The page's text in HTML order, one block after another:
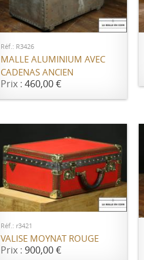
AJOUTER AU PANIER
Réf.: R3426
MALLE ALUMINIUM AVEC
CADENAS ANCIEN
Prix : 460,00 €
AJOUTER AU PANIER
Réf.: r3421
VALISE MOYNAT ROUGE
Prix : 900,00 €